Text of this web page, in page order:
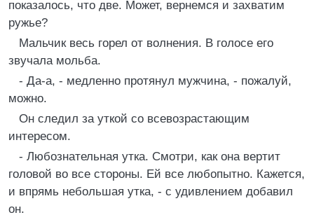
показалось, что две. Может, вернемся и захватим
ружье?
Мальчик весь горел от волнения. В голосе его
звучала мольба.
- Да-а, - медленно протянул мужчина, - пожалуй,
можно.
Он следил за уткой со всевозрастающим
интересом.
- Любознательная утка. Смотри, как она вертит
головой во все стороны. Ей все любопытно. Кажется,
и впрямь небольшая утка, - с удивлением добавил
он.